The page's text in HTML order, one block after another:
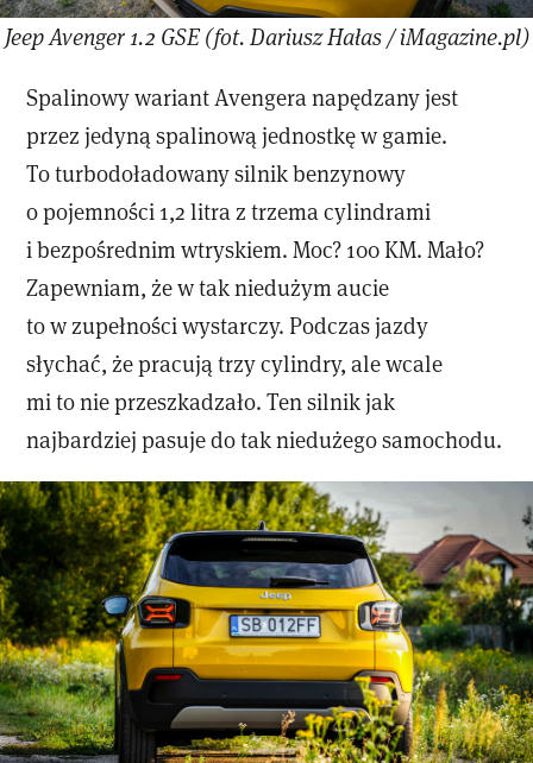
Jeep Avenger 1.2 GSE (fot. Dariusz Hałas / iMagazine.pl)
Spalinowy wariant Avengera napędzany jest
przez jedyną spalinową jednostkę w gamie.
To turbodoładowany silnik benzynowy
o pojemności 1,2 litra z trzema cylindrami
i bezpośrednim wtryskiem. Moc? 100 KM. Mało?
Zapewniam, że w tak niedużym aucie
to w zupełności wystarczy. Podczas jazdy
słychać, że pracują trzy cylindry, ale wcale
mi to nie przeszkadzało. Ten silnik jak
najbardziej pasuje do tak niedużego samochodu.